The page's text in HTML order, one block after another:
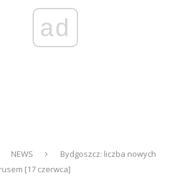
ad
NEWS
Bydgoszcz: liczba nowych
[17 czerwca]